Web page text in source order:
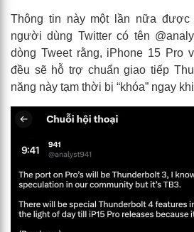
Thông tin này một lần nữa
người dùng Twitter có tên
dòng Tweet rằng, iPhone 15 Pro
đều sẽ hỗ trợ chuẩn giao tiếp
năng này tạm thời bị “khóa” ngay